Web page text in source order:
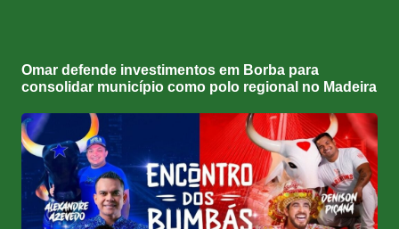
Omar defende investimentos em Borba para
consolidar município como polo regional no Madeira